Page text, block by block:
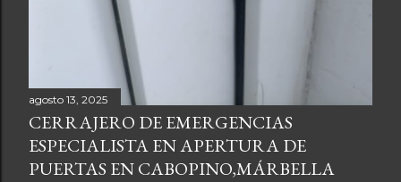
agosto 13, 2025
CERRAJERO DE EMERGENCIAS
ESPECIALISTA EN APERTURA DE
PUERTAS EN CABOPINO,MÁRBELLA